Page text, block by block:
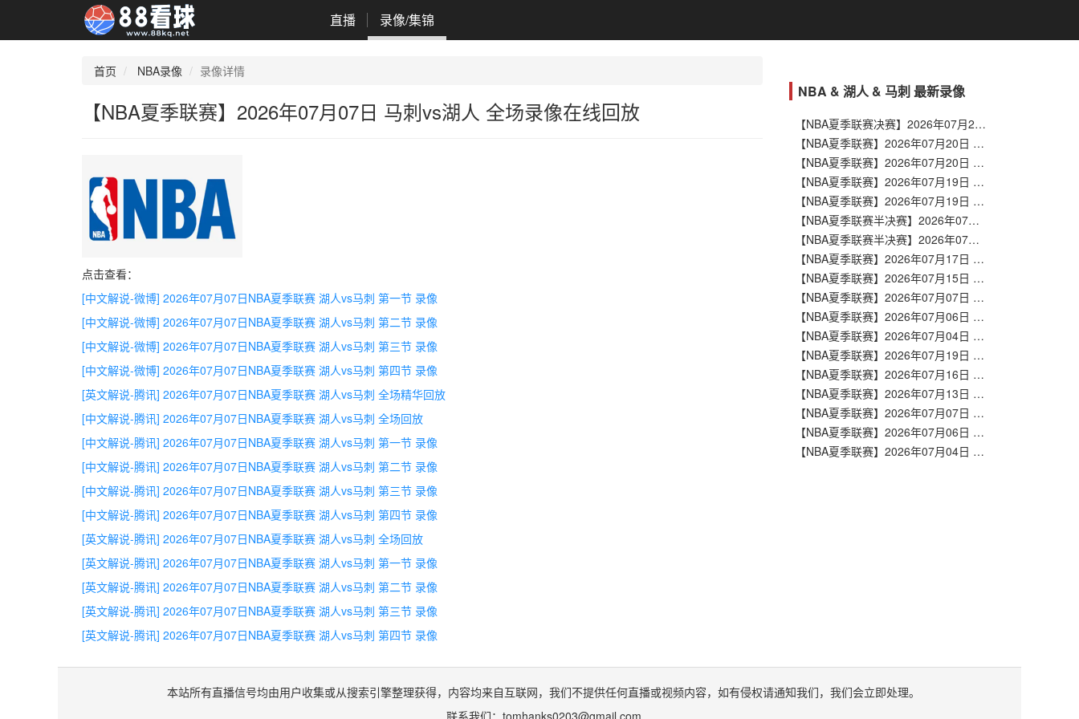
直播 录像/集锦
首页 NBA录像 录像详情
【NBA夏季联赛】2026年07月07日 马刺vs湖人 全场录像在线回放
点击查看：
[中文解说-微博] 2026年07月07日NBA夏季联赛 湖人vs马刺 第一节 录像
[中文解说-微博] 2026年07月07日NBA夏季联赛 湖人vs马刺 第二节 录像
[中文解说-微博] 2026年07月07日NBA夏季联赛 湖人vs马刺 第三节 录像
[中文解说-微博] 2026年07月07日NBA夏季联赛 湖人vs马刺 第四节 录像
[英文解说-腾讯] 2026年07月07日NBA夏季联赛 湖人vs马刺 全场精华回放
[中文解说-腾讯] 2026年07月07日NBA夏季联赛 湖人vs马刺 全场回放
[中文解说-腾讯] 2026年07月07日NBA夏季联赛 湖人vs马刺 第一节 录像
[中文解说-腾讯] 2026年07月07日NBA夏季联赛 湖人vs马刺 第二节 录像
[中文解说-腾讯] 2026年07月07日NBA夏季联赛 湖人vs马刺 第三节 录像
[中文解说-腾讯] 2026年07月07日NBA夏季联赛 湖人vs马刺 第四节 录像
[英文解说-腾讯] 2026年07月07日NBA夏季联赛 湖人vs马刺 全场回放
[英文解说-腾讯] 2026年07月07日NBA夏季联赛 湖人vs马刺 第一节 录像
[英文解说-腾讯] 2026年07月07日NBA夏季联赛 湖人vs马刺 第二节 录像
[英文解说-腾讯] 2026年07月07日NBA夏季联赛 湖人vs马刺 第三节 录像
[英文解说-腾讯] 2026年07月07日NBA夏季联赛 湖人vs马刺 第四节 录像
NBA & 湖人 & 马刺 最新录像
【NBA夏季联赛决赛】2026年07月20日 灰熊vs勇士 全场录像在线回放
【NBA夏季联赛】2026年07月20日 猛龙vs掘金 全场录像在线回放
【NBA夏季联赛】2026年07月20日 雷霆vs篮网 全场录像在线回放
【NBA夏季联赛】2026年07月19日 太阳vs马刺 全场录像在线回放
【NBA夏季联赛】2026年07月19日 鹈鹕vs步行者 全场录像在线回放
【NBA夏季联赛半决赛】2026年07月19日 湖人vs勇士 全场录像在线回放
【NBA夏季联赛半决赛】2026年07月19日 湖人vs勇士 全场录像在线回放
【NBA夏季联赛】2026年07月17日 公牛vs湖人 全场录像在线回放
【NBA夏季联赛】2026年07月15日 湖人vs快船 全场录像在线回放
【NBA夏季联赛】2026年07月07日 马刺vs湖人 全场录像在线回放
【NBA夏季联赛】2026年07月06日 湖人vs热火 全场录像在线回放
【NBA夏季联赛】2026年07月04日 勇士vs湖人 全场录像在线回放
【NBA夏季联赛】2026年07月19日 太阳vs马刺 全场录像在线回放
【NBA夏季联赛】2026年07月16日 马刺vs爵士 全场录像在线回放
【NBA夏季联赛】2026年07月13日 雄鹿vs马刺 全场录像在线回放
【NBA夏季联赛】2026年07月07日 马刺vs湖人 全场录像在线回放
【NBA夏季联赛】2026年07月06日 勇士vs马刺 全场录像在线回放
【NBA夏季联赛】2026年07月04日 马刺vs热火 全场录像在线回放
本站所有直播信号均由用户收集或从搜索引擎整理获得，内容均来自互联网，我们不提供任何直播或视频内容，如有侵权请通知我们，我们会立即处理。
联系我们： tomhanks0203@gmail.com